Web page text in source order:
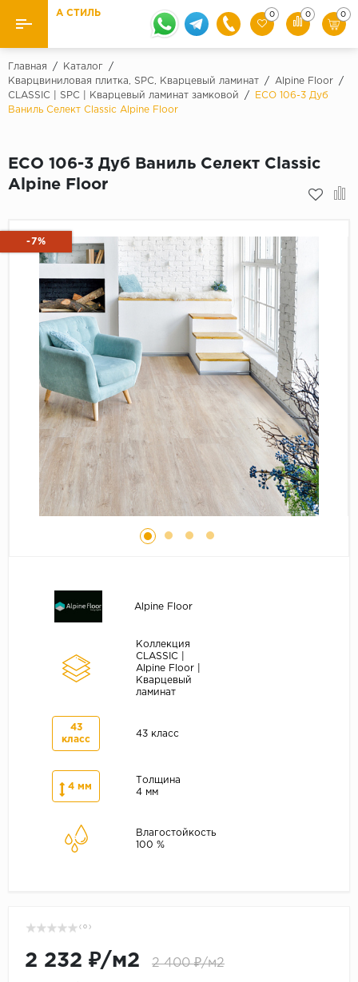
Назад
Ламинат Бренды
Quick Step
31 класс
32 класс
33 класс
Палитра
Серый
Бежевый
Дуб светлый
Коричневый
Страна
Австрия
Ковролин и ковровая плитка
Линолеум
Плинтус
Кварцевый ламинат SPC
Подложка под паркет и ламинат
А СТИЛЬ 0 0 0
Главная / Каталог
/
Кварцвиниловая плитка, SPC, Кварцевый ламинат
/ Alpine Floor
/
CLASSIC | SPC | Кварцевый ламинат замковой
/
ECO 106-3 Дуб
Ваниль Селект Classic Alpine Floor
ECO 106-3 Дуб Ваниль Селект Classic
Alpine Floor
-7%
Alpine Floor
Коллекция
CLASSIC |
Alpine Floor |
Кварцевый
ламинат
43
класс
43 класс
4 мм
Толщина
4 мм
Влагостойкость
100 %
( 0 )
2 232 ₽/м2 2 400 ₽/м2